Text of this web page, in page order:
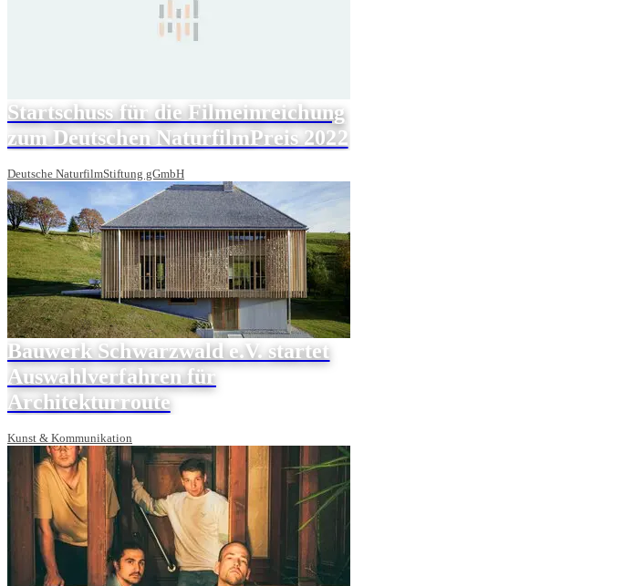
Startschuss für die Filmeinreichung
zum Deutschen NaturfilmPreis 2022
Deutsche NaturfilmStiftung gGmbH
Bauwerk Schwarzwald e.V. startet
Auswahlverfahren für
Architekturroute
Kunst & Kommunikation